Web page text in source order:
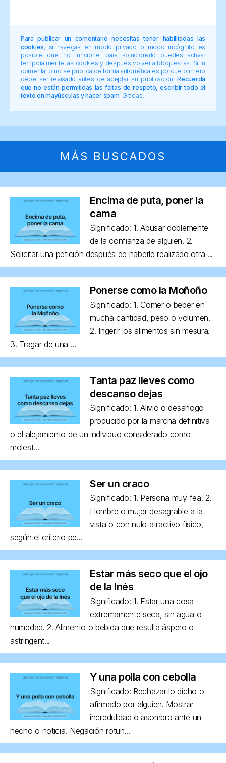
Para publicar un comentario necesitas tener habilitadas las
cookies , si navegas en modo privado o modo incógnito es
posible que no funcione, para solucionarlo puedes activar
temporalmente las cookies y después volver a bloquearlas. Si tu
comentario no se publica de forma automática es porque primero
debe ser revisado antes de aceptar su publicación.Recuerda
que no están permitidas las faltas de respeto, escribir todo el
texto en mayúsculas y hacer spam. Gracias.
MÁS BUSCADOS
Encima de puta, poner la
cama
Significado: 1. Abusar doblemente
de la confianza de alguien. 2.
Solicitar una petición después de haberle realizado otra ...
Ponerse como la Moñoño
Significado: 1. Comer o beber en
mucha cantidad, peso o volumen.
2. Ingerir los alimentos sin mesura.
3. Tragar de una ...
Tanta paz lleves como
descanso dejas
Significado: 1. Alivio o desahogo
producido por la marcha definitiva
o el alejamiento de un individuo considerado como
molest...
Ser un craco
Significado: 1. Persona muy fea. 2.
Hombre o mujer desagrable a la
vista o con nulo atractivo físico,
según el criterio pe...
Estar más seco que el ojo
de la Inés
Significado: 1. Estar una cosa
extremamente seca, sin agua o
humedad. 2. Alimento o bebida que resulta áspero o
astringent...
Y una polla con cebolla
Significado: Rechazar lo dicho o
afirmado por alguien. Mostrar
incredulidad o asombro ante un
hecho o noticia. Negación rotun...